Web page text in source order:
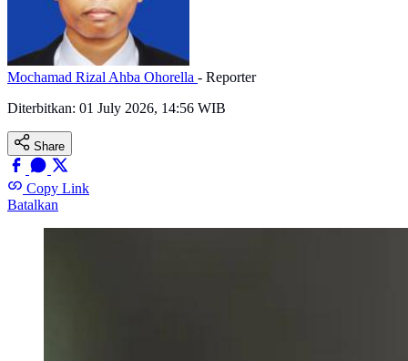
Mochamad Rizal Ahba Ohorella - Reporter
Diterbitkan: 01 July 2026, 14:56 WIB
Share
Copy Link
Batalkan